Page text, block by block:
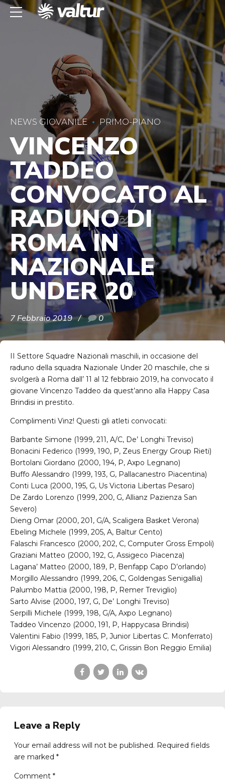
NEWS GIOVANILE PRIMO-PIANO
VINCENZO
TADDEO
CONVOCATO AL
RADUNO DI
ROMA IN
NAZIONALE
UNDER 20
7 Febbraio 2019 0
II Settore Squadre Nazionali maschili, in occasione del
raduno della squadra Nazionale Under 20 maschile, che si
svolgerà a Roma dall’ 11 al 12 febbraio 2019, ha convocato il
giovane Vincenzo Taddeo da quest’anno alla Happy Casa
Brindisi in prestito.
Complimenti Vinz! Questi gli atleti convocati:
Barbante Simone (1999, 211, A/C, De’ Longhi Treviso)
Bonacini Federico (1999, 190, P, Zeus Energy Group Rieti)
Bortolani Giordano (2000, 194, P, Axpo Legnano)
Buffo Alessandro (1999, 193, G, Pallacanestro Piacentina)
Conti Luca (2000, 195, G, Us Victoria Libertas Pesaro)
De Zardo Lorenzo (1999, 200, G, Allianz Pazienza San
Severo)
Dieng Omar (2000, 201, G/A, Scaligera Basket Verona)
Ebeling Michele (1999, 205, A, Baltur Cento)
Falaschi Francesco (2000, 202, C, Computer Gross Empoli)
Graziani Matteo (2000, 192, G, Assigeco Piacenza)
Lagana’ Matteo (2000, 189, P, Benfapp Capo D’orlando)
Morgillo Alessandro (1999, 206, C, Goldengas Senigallia)
Palumbo Mattia (2000, 198, P, Remer Treviglio)
Sarto Alvise (2000, 197, G, De’ Longhi Treviso)
Serpilli Michele (1999, 198, G/A, Axpo Legnano)
Taddeo Vincenzo (2000, 191, P, Happycasa Brindisi)
Valentini Fabio (1999, 185, P, Junior Libertas C. Monferrato)
Vigori Alessandro (1999, 210, C, Grissin Bon Reggio Emilia)
Leave a Reply
Your email address will not be published. Required fields
are marked *
Comment *